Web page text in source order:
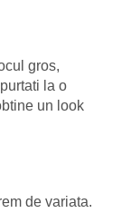
gros,
la o
un look
de variata.